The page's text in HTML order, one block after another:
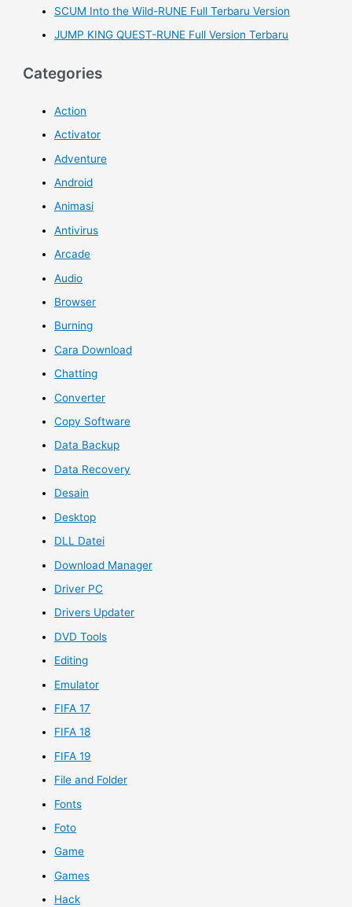
SCUM Into the Wild-RUNE Full Terbaru Version
JUMP KING QUEST-RUNE Full Version Terbaru
Categories
Action
Activator
Adventure
Android
Animasi
Antivirus
Arcade
Audio
Browser
Burning
Cara Download
Chatting
Converter
Copy Software
Data Backup
Data Recovery
Desain
Desktop
DLL Datei
Download Manager
Driver PC
Drivers Updater
DVD Tools
Editing
Emulator
FIFA 17
FIFA 18
FIFA 19
File and Folder
Fonts
Foto
Game
Games
Hack